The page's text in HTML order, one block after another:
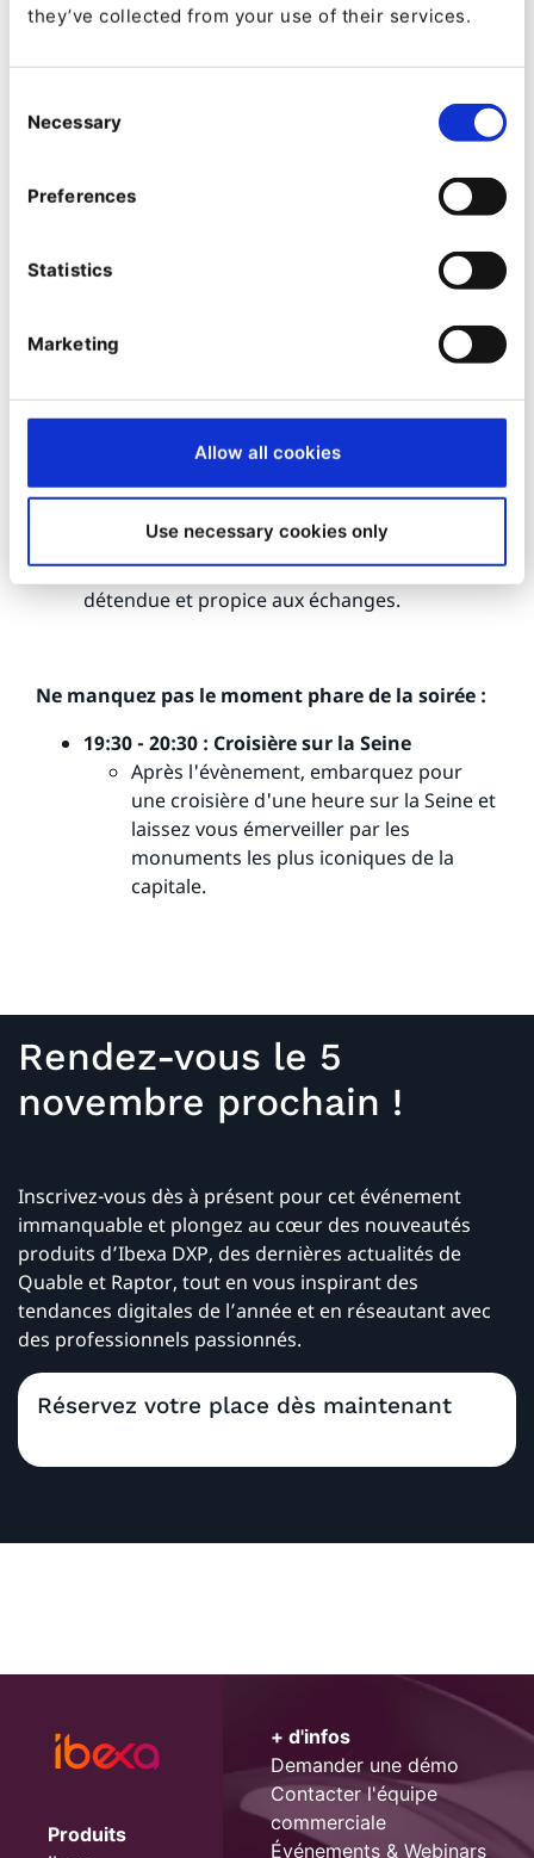
they’ve collected from your use of their services.
Selection
Necessary
Preferences
Statistics
Marketing
Allow all cookies
Use necessary cookies only
couvrant divers domaines tels que :
meilleures pratiques et découvrir de
nouvelles opportunités de collaboration.
19:00 - 23:00 Cocktail dinatoire et networking
Tout au long de la soirée, vous pourrez
networker avec vos pairs dans une ambiance
détendue et propice aux échanges.
Ne manquez pas le moment phare de la soirée :
19:30 - 20:30 : Croisière sur la Seine
Après l'évènement, embarquez pour
une croisière d'une heure sur la Seine et
laissez vous émerveiller par les
monuments les plus iconiques de la
capitale.
Rendez-vous le 5
novembre prochain !
Inscrivez-vous dès à présent pour cet événement
immanquable et plongez au cœur des nouveautés
produits d’Ibexa DXP, des dernières actualités de
Quable et Raptor, tout en vous inspirant des
tendances digitales de l’année et en réseautant avec
des professionnels passionnés.
Réservez votre place dès maintenant